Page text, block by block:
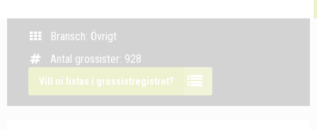
Bransch: Övrigt
Antal grossister: 928
Vill ni listas i grossistregistret?